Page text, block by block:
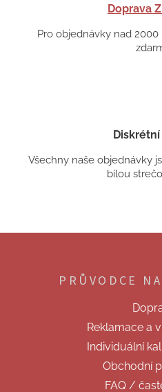
Doprava
Pro objednávky nad
Všechny naše objednávky
bílou
Z
PRŮVODCE
Reklamace a
Individuální
Obchodní
FAQ /